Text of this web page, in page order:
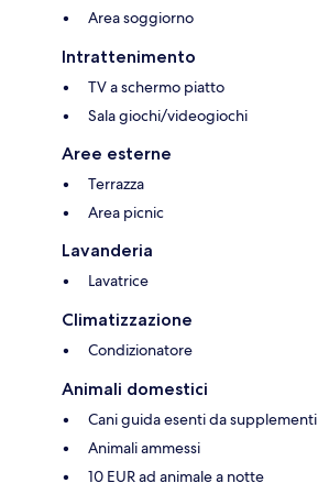
Area soggiorno
Intrattenimento
TV a schermo piatto
Sala giochi/videogiochi
Aree esterne
Terrazza
Area picnic
Lavanderia
Lavatrice
Climatizzazione
Condizionatore
Animali domestici
Cani guida esenti da supplementi
Animali ammessi
10 EUR ad animale a notte